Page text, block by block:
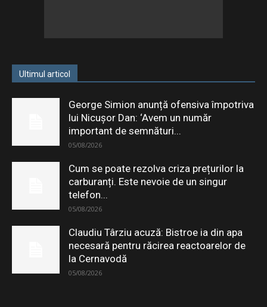
Ultimul articol
George Simion anunță ofensiva împotriva
lui Nicușor Dan: ‘Avem un număr
important de semnături...
05/08/2026
Cum se poate rezolva criza prețurilor la
carburanți. Este nevoie de un singur
telefon...
05/08/2026
Claudiu Târziu acuză: Bistroe ia din apa
necesară pentru răcirea reactoarelor de
la Cernavodă
05/08/2026